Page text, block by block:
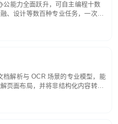
公能力全面跃升，可自主编程十数
、设计等数百种专业任务，一次对
觉理解贯穿规划、执行与验证全流
语义解析。长程任务中自主规划与
档解析与 OCR 场景的专业模型，能
页面布局，并将非结构化内容转换
构化结果。